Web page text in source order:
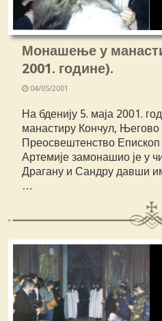
Монашење у
2001. године).
04/05/2001
На бденију 5. маја 2001.
манастиру Кончул, Његово
Преосвештенство Епископ
Артемије замонашио је у
Драгану и Сандру давши
…